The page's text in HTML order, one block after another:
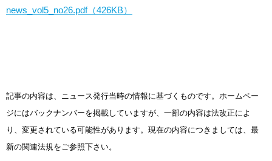
news_vol5_no26.pdf（426KB）
記事の内容は、ニュース発行当時の情報に基づくものです。ホームペー
ジにはバックナンバーを掲載していますが、一部の内容は法改正によ
り、変更されている可能性があります。現在の内容につきましては、最
新の関連法規をご参照下さい。